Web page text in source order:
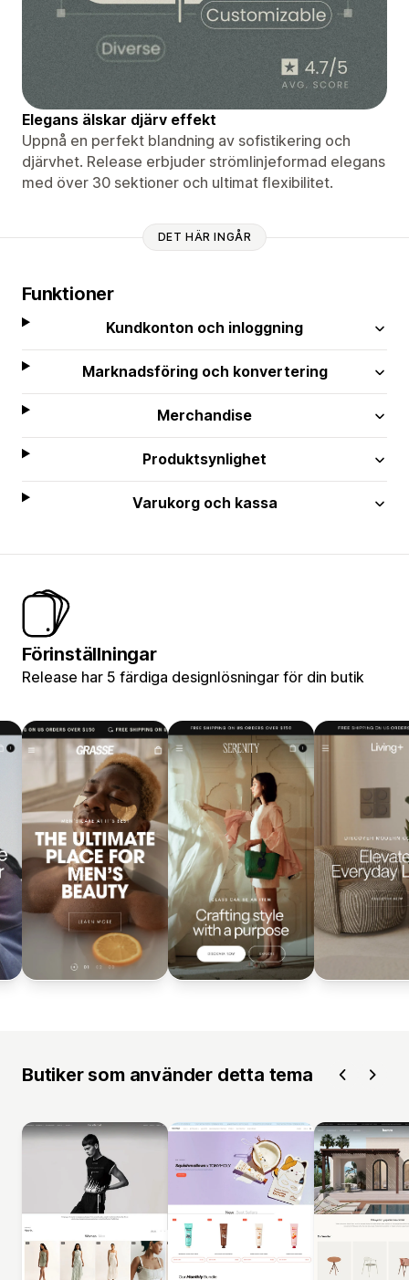
Elegans älskar djärv effekt
Uppnå en perfekt blandning av sofistikering och
djärvhet. Release erbjuder strömlinjeformad elegans
med över 30 sektioner och ultimat flexibilitet.
DET HÄR INGÅR
Funktioner
Kundkonton och inloggning
Marknadsföring och konvertering
Merchandise
Produktsynlighet
Varukorg och kassa
Förinställningar
Release har 5 färdiga designlösningar för din butik
Butiker som använder detta tema